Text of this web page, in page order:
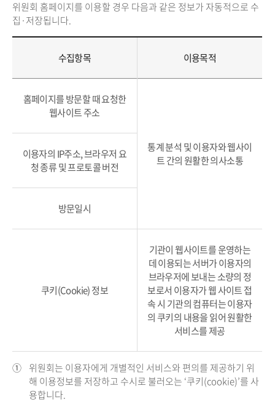
위원회 홈페이지를 이용할 경우 다음과 같은 정보가 자동적으로 수
집·저장됩니다.
수집항목 이용목적
홈페이지를 방문할 때 요청한
웹사이트 주소
통계 분석 및 이용자와 웹사이
트 간의 원활한 의사소통
이용자의 IP주소, 브라우저 요
청 종류 및 프로토콜 버전
방문일시
쿠키(Cookie) 정보
기관이 웹사이트를 운영하는
데 이용되는 서버가 이용자의
브라우저에 보내는 소량의 정
보로서 이용자가 웹 사이트 접
속 시 기관의 컴퓨터는 이용자
의 쿠키의 내용을 읽어 원활한
서비스를 제공
① 위원회는 이용자에게 개별적인 서비스와 편의를 제공하기 위
해 이용정보를 저장하고 수시로 불러오는 ‘쿠키(cookie)’를 사
용합니다.